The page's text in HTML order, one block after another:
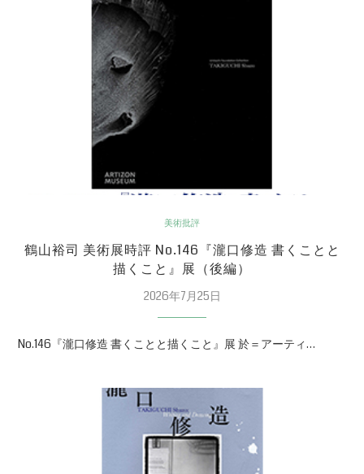
美術批評
鶴山裕司 美術展時評 No.146『瀧口修造 書くことと
描くこと』展（後編）
2026年7月25日
No.146『瀧口修造 書くことと描くこと』展 於＝アーティ…